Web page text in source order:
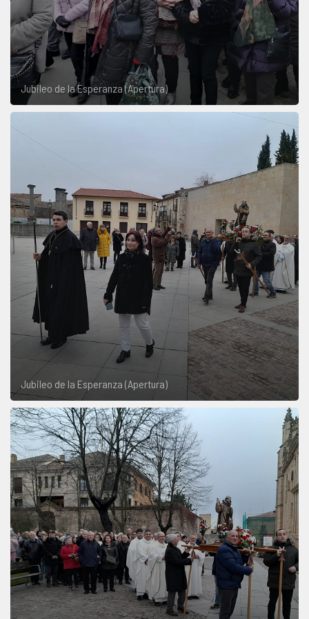
Jubileo de la Esperanza (Apertura)
Jubileo de la Esperanza (Apertura)